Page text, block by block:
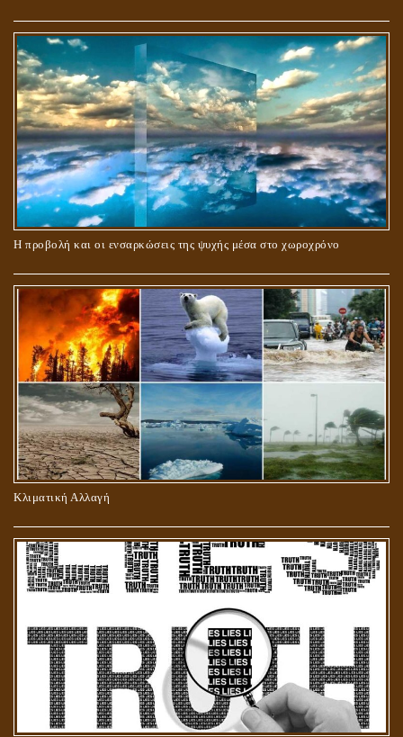
Η προβολή και οι ενσαρκώσεις της ψυχής μέσα στο χωροχρόνο
Κλιματική Αλλαγή
ΠΕΡΙ ΓΑΜΟΥ ΚΑΙ ΔΙΑΖΥΓΙΟΥ
ΠΕΡΙ ΠΡΟΣΕΥΧΗΣ, ΝΗΣΤΕΙΑΣ ΚΑΙ ΕΛΕΗΜΟΣΥΝΗΣ
ΣΤΑΥΡΩΣΗ ΤΟΥ ΧΡΙΣΤΟΥ: ΜΥΘΟΣ Ή ΠΡΑΓΜΑΤΙΚΟΤΗΤΑ;